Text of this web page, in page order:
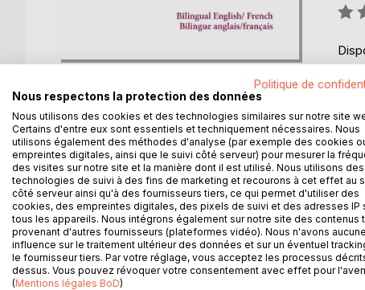
DESCRIPTION
Koko is a cute little bird. He lives in Paris on a tree
Baloo is a big bad dog. He looks up at the tree
breakfast.
Every day Mrs. Brown brings bread to Koko who
looks up at him and shows his big teeth.
AUTEUR(S) CRITIQUES
Politique de
Nous respectons la protection des données
Nous utilisons des cookies et des technologies similaires sur notre site
Certains d'entre eux sont essentiels et techniquement nécessaires. Nous
utilisons également des méthodes d'analyse (par exemple des cookies
empreintes digitales, ainsi que le suivi côté serveur) pour mesurer la
des visites sur notre site et la manière dont il est utilisé. Nous utilisons des
technologies de suivi à des fins de marketing et recourons à cet effet au
côté serveur ainsi qu'à des fournisseurs tiers, ce qui permet d'utiliser des
cookies, des empreintes digitales, des pixels de suivi et des adresses IP
tous les appareils. Nous intégrons également sur notre site des contenus
provenant d'autres fournisseurs (plateformes vidéo). Nous n'avons aucune
influence sur le traitement ultérieur des données et sur un éventuel
le fournisseur tiers. Par votre réglage, vous acceptez les processus
dessus. Vous pouvez révoquer votre consentement avec effet pour
(Mentions légales BoD)